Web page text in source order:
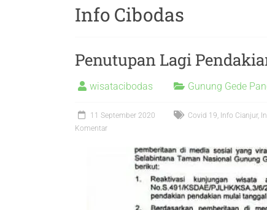
Info Cibodas
Penutupan Lagi
wisatacibodas Gunung Gede
11 September 2020 Covid 19, Info Cianjur,
Komentar